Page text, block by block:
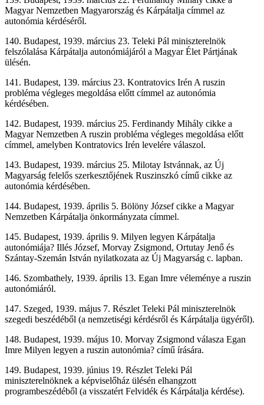
Magyar Nemzetben Magyarország és Kárpátalja címmel az
autonómia kérdéséről.
140. Budapest, 1939. március 23. Teleki Pál miniszterelnök
felszólalása Kárpátalja autonómiájáról a Magyar Élet Pártjának
ülésén.
141. Budapest, 139. március 23. Kontratovics Irén A ruszin
probléma végleges megoldása előtt címmel az autonómia
kérdésében.
142. Budapest, 1939. március 25. Ferdinandy Mihály cikke a
Magyar Nemzetben A ruszin probléma végleges megoldása előtt
címmel, amelyben Kontratovics Irén levelére válaszol.
143. Budapest, 1939. március 25. Milotay Istvánnak, az Új
Magyarság felelős szerkesztőjének Ruszinszkó című cikke az
autonómia kérdésében.
144. Budapest, 1939. április 5. Bölöny József cikke a Magyar
Nemzetben Kárpátalja önkormányzata címmel.
145. Budapest, 1939. április 9. Milyen legyen Kárpátalja
autonómiája? Illés József, Morvay Zsigmond, Ortutay Jenő és
Szántay-Szemán István nyilatkozata az Új Magyarság c. lapban.
146. Szombathely, 1939. április 13. Egan Imre véleménye a ruszin
autonómiáról.
147. Szeged, 1939. május 7. Részlet Teleki Pál miniszterelnök
szegedi beszédéből (a nemzetiségi kérdésről és Kárpátalja ügyéről).
148. Budapest, 1939. május 10. Morvay Zsigmond válasza Egan
Imre Milyen legyen a ruszin autonómia? című írására.
149. Budapest, 1939. június 19. Részlet Teleki Pál
miniszterelnöknek a képviselőház ülésén elhangzott
programbeszédéből (a visszatért Felvidék és Kárpátalja kérdése).